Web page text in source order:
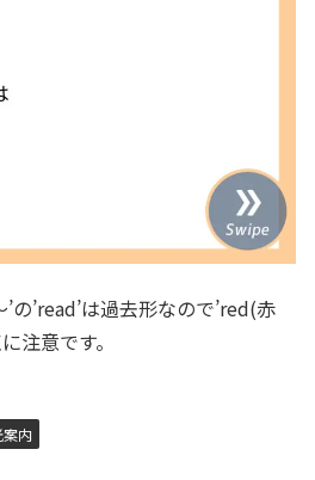
’read’は過去形なので’red(赤
注意です。
内